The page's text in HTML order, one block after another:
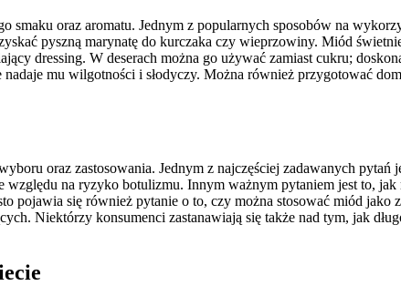
oraz aromatu. Jednym z popularnych sposobów na
pyszną marynatę do kurczaka czy wieprzowiny. Miód
dressing. W deserach można go używać zamiast cukru;
mu wilgotności i słodyczy. Można również przygotować
oraz zastosowania. Jednym z najczęściej zadawanych
na ryzyko botulizmu. Innym ważnym pytaniem jest to,
pojawia się również pytanie o to, czy można stosować miód jako
Niektórzy konsumenci zastanawiają się także nad tym, jak